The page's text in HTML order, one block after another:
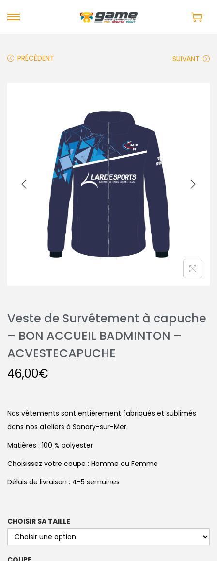
PRÉCÉDENT SUIVANT
Veste de Survêtement à capuche
– BON ACCUEIL BADMINTON –
ACVESTECAPUCHE
46,00€
Nos vêtements sont entièrement fabriqués et sublimés
dans nos ateliers à Sanary-sur-Mer.
Matières : 100 % polyester
Choisissez votre coupe : Homme ou Femme
Délais de livraison : 4-5 semaines
CHOISIR SA TAILLE